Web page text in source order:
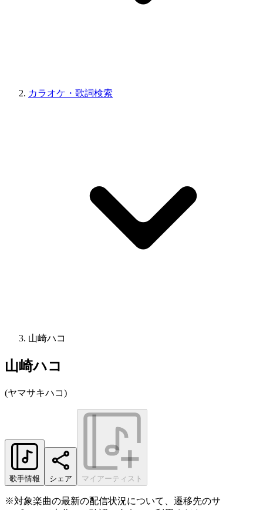
カラオケ・歌詞検索
山崎ハコ
山崎ハコ
(ヤマサキハコ)
歌手情報 シェア マイアーティスト
※対象楽曲の最新の配信状況について、遷移先のサ